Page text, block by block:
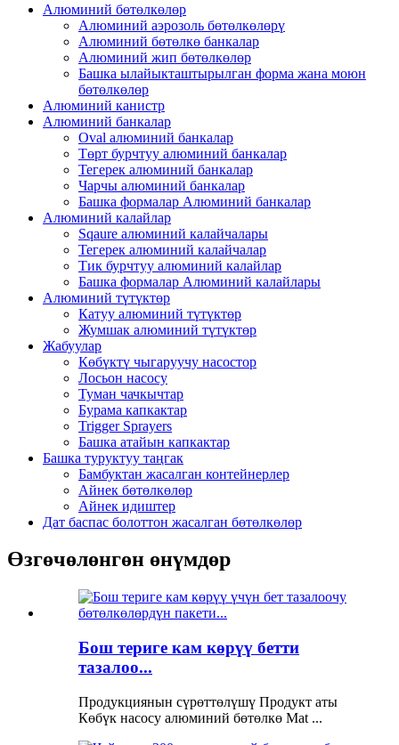
Алюминий бөтөлкөлөр
Алюминий аэрозоль бөтөлкөлөрү
Алюминий бөтөлкө банкалар
Алюминий жип бөтөлкөлөр
Башка ылайыкташтырылган форма жана моюн
бөтөлкөлөр
Алюминий канистр
Алюминий банкалар
Oval алюминий банкалар
Төрт бурчтуу алюминий банкалар
Тегерек алюминий банкалар
Чарчы алюминий банкалар
Башка формалар Алюминий банкалар
Алюминий калайлар
Sqaure алюминий калайчалары
Тегерек алюминий калайчалар
Тик бурчтуу алюминий калайлар
Башка формалар Алюминий калайлары
Алюминий түтүктөр
Катуу алюминий түтүктөр
Жумшак алюминий түтүктөр
Жабуулар
Көбүктү чыгаруучу насостор
Лосьон насосу
Туман чачкычтар
Бурама капкактар
Trigger Sprayers
Башка атайын капкактар
Башка туруктуу таңгак
Бамбуктан жасалган контейнерлер
Айнек бөтөлкөлөр
Айнек идиштер
Дат баспас болоттон жасалган бөтөлкөлөр
Өзгөчөлөнгөн өнүмдөр
Бош териге кам көрүү бетти
тазалоо...
Продукциянын сүрөттөлүшү Продукт аты
Көбүк насосу алюминий бөтөлкө Mat ...